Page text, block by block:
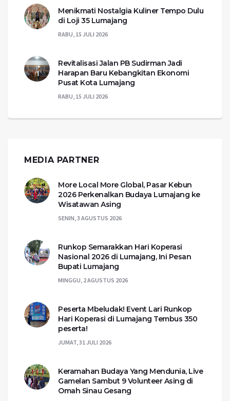
Menikmati Nostalgia Kuliner Tempo Dulu
di Loji 35 Lumajang
RABU, 15 JULI 2026
Revitalisasi Jalan PB Sudirman Jadi
Harapan Baru Kebangkitan Ekonomi
Pusat Kota Lumajang
RABU, 15 JULI 2026
MEDIA PARTNER
More Local More Global, Pasar Kebun
2026 Perkenalkan Budaya Lumajang ke
Wisatawan Asing
SENIN, 3 AGUSTUS 2026
Runkop Semarakkan Hari Koperasi
Nasional 2026 di Lumajang, Ini Pesan
Bupati Lumajang
MINGGU, 2 AGUSTUS 2026
Peserta Mbeludak! Event Lari Runkop
Hari Koperasi di Lumajang Tembus 350
peserta!
JUMAT, 31 JULI 2026
Keramahan Budaya Yang Mendunia, Live
Gamelan Sambut 9 Volunteer Asing di
Omah Sinau Gesang